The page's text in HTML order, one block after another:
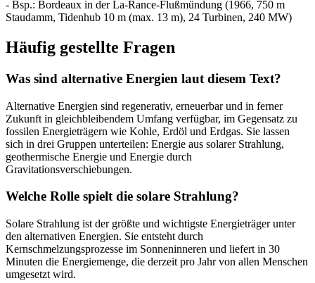
- Bsp.: Bordeaux in der La-Rance-Flußmündung (1966, 750 m
Staudamm, Tidenhub 10 m (max. 13 m), 24 Turbinen, 240 MW)
Häufig gestellte Fragen
Was sind alternative Energien laut diesem Text?
Alternative Energien sind regenerativ, erneuerbar und in ferner
Zukunft in gleichbleibendem Umfang verfügbar, im Gegensatz zu
fossilen Energieträgern wie Kohle, Erdöl und Erdgas. Sie lassen
sich in drei Gruppen unterteilen: Energie aus solarer Strahlung,
geothermische Energie und Energie durch
Gravitationsverschiebungen.
Welche Rolle spielt die solare Strahlung?
Solare Strahlung ist der größte und wichtigste Energieträger unter
den alternativen Energien. Sie entsteht durch
Kernschmelzungsprozesse im Sonneninneren und liefert in 30
Minuten die Energiemenge, die derzeit pro Jahr von allen Menschen
umgesetzt wird.